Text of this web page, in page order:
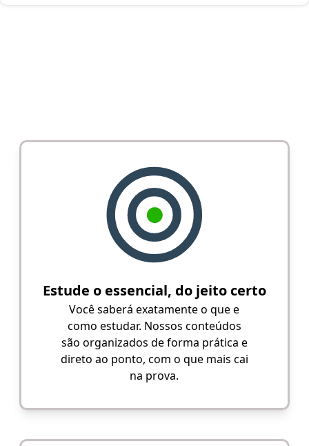
Estude o essencial, do jeito certo
Você saberá exatamente o que e
como estudar. Nossos conteúdos
são organizados de forma prática e
direto ao ponto, com o que mais cai
na prova.